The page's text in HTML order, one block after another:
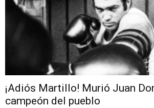
¡Adiós Martillo! Murió Juan
campeón del pueblo